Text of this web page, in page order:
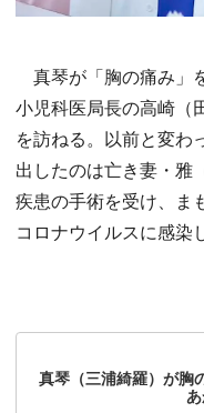
真琴が「胸の痛み」
小児科医局長の高崎（
を訪ねる。以前と変わ
出したのは亡き妻・雅
疾患の手術を受け、ま
コロナウイルスに感染
真琴（三浦綺羅）が胸